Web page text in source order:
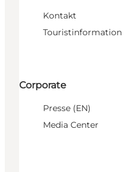
Kontakt
Touristinformation
Corporate
Presse (EN)
Media Center